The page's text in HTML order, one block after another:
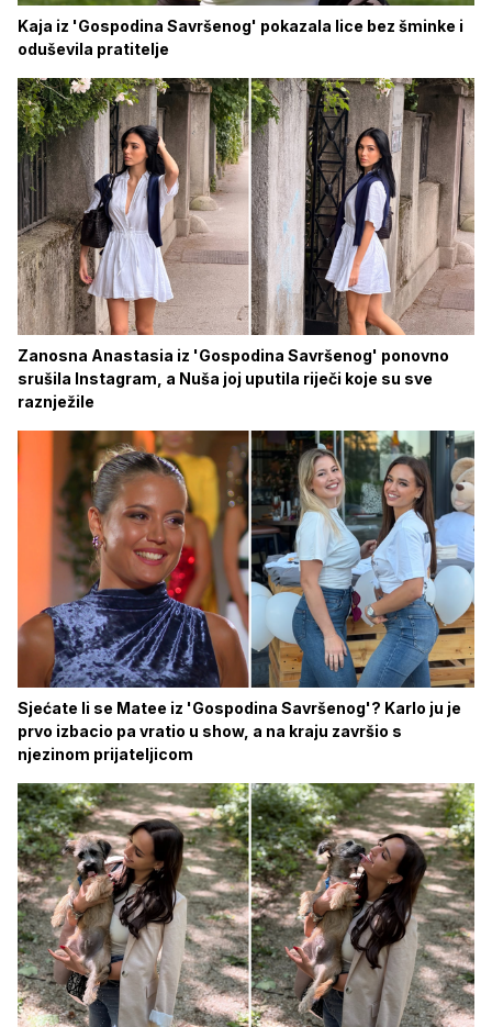
Kaja iz 'Gospodina Savršenog' pokazala lice bez šminke i
oduševila pratitelje
Zanosna Anastasia iz 'Gospodina Savršenog' ponovno
srušila Instagram, a Nuša joj uputila riječi koje su sve
raznježile
Sjećate li se Matee iz 'Gospodina Savršenog'? Karlo ju je
prvo izbacio pa vratio u show, a na kraju završio s
njezinom prijateljicom